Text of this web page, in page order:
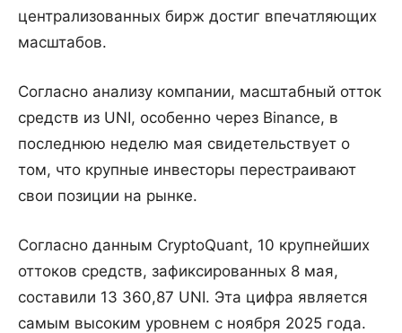
централизованных бирж достиг впечатляющих
масштабов.
Согласно анализу компании, масштабный отток
средств из UNI, особенно через Binance, в
последнюю неделю мая свидетельствует о
том, что крупные инвесторы перестраивают
свои позиции на рынке.
Согласно данным CryptoQuant, 10 крупнейших
оттоков средств, зафиксированных 8 мая,
составили 13 360,87 UNI. Эта цифра является
самым высоким уровнем с ноября 2025 года.